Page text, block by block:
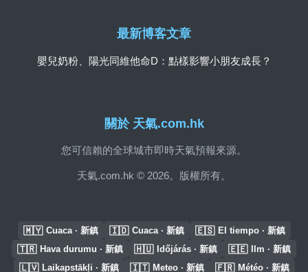
關於 天氣.com.hk
您可信賴的全球城市即時天氣預報來源。
天氣.com.hk © 2026。版權所有。
最新博客文章
嬰兒奶粉、陽光同維他命D：點樣影響小朋友成長？
🇲🇾 Cuaca · 新鎮 🇮🇩 Cuaca · 新鎮 🇪🇸 El tiempo · 新鎮
🇹🇷 Hava durumu · 新鎮 🇭🇺 Időjárás · 新鎮 🇪🇪 Ilm · 新鎮
🇱🇻 Laikapstākļi · 新鎮 🇮🇹 Meteo · 新鎮 🇫🇷 Météo · 新鎮